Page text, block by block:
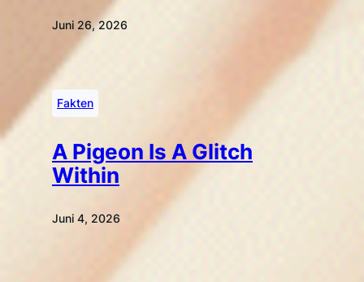
Juni 26, 2026
Fakten
A Pigeon Is A Glitch
Within
Juni 4, 2026